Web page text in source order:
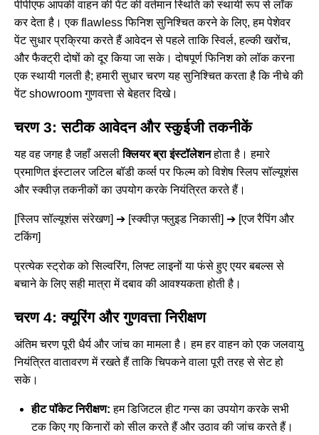
पीपीएफ आपकी वाहन की पेंट की वर्तमान स्थिति को स्थायी रूप से लॉक
कर देता है। एक flawless फिनिश सुनिश्चित करने के लिए, हम पेशेवर
पेंट सुधार प्रक्रिया करते हैं आवेदन से पहले ताकि स्विर्ल, हल्की खरोंच,
और फैक्ट्री दोषों को दूर किया जा सके। दोषपूर्ण फिनिश को लॉक करना
एक स्थायी गलती है; हमारी सुधार चरण यह सुनिश्चित करता है कि नीचे की
पेंट showroom गुणवत्ता से बेहतर दिखे।
चरण 3: सटीक आवेदन और स्कुईजी तकनीकें
यह वह जगह है जहाँ असलीक्लियर ब्रा इंस्टॉलेशनहोता है। हमारे
प्रमाणित इंस्टालर जटिल बॉडी कर्व्स पर फिल्म को विशेष स्लिप सॉल्यूशंस
और स्क्वीज़ तकनीकों का उपयोग करके नियंत्रित करते हैं।
[स्लिप सॉल्यूशंस संरेखण] ➔ [स्क्वीज़ फ्लुइड निकासी] ➔ [एज रैपिंग और
टकिंग]
प्रत्येक स्ट्रोक को सिल्वरिंग, लिफ्ट लाइनों या फंसे हुए एयर बबल्स से
बचाने के लिए सही मात्रा में दबाव की आवश्यकता होती है।
चरण 4: क्यूरिंग और गुणवत्ता निरीक्षण
अंतिम चरण पूरी धैर्य और जांच का मामला है। हम हर वाहन को एक जलवायु
नियंत्रित वातावरण में रखते हैं ताकि चिपकने वाला पूरी तरह से सेट हो
सके।
हीट पॉकेट निरीक्षण: हम डिजिटल हीट गन्स का उपयोग करके सभी
टक किए गए किनारों को सील करते हैं और उठाव की जांच करते हैं।